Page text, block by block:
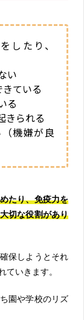
たり、
い
ている
る
られる
機嫌が良
たり、免疫力を
切な役割があり
保しようとそれ
ていきます。
園や学校のリズ